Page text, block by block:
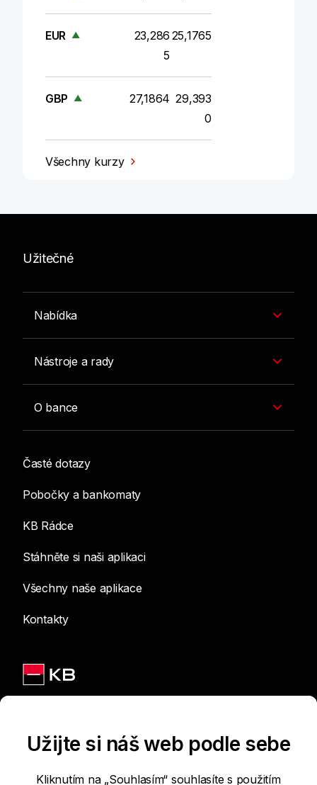
EUR ▲
23,286
5
25,1765
GBP ▲ 27,1864 29,393
0
Všechny kurzy
Užitečné
Nabídka
Nástroje a rady
O bance
Časté dotazy
Pobočky a bankomaty
KB Rádce
Stáhněte si naši aplikaci
Všechny naše aplikace
Kontakty
Užijte si náš web podle sebe
Kliknutím na „Souhlasím“ souhlasíte s použitím